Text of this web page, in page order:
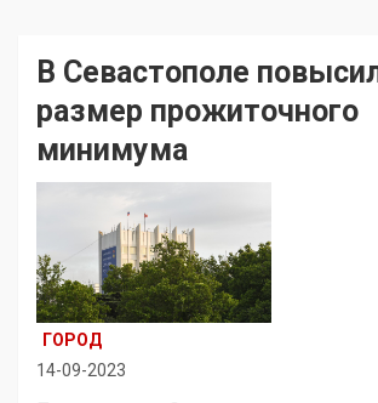
В Севастополе
размер прожиточного
минимума
ГОРОД
14-09-2023